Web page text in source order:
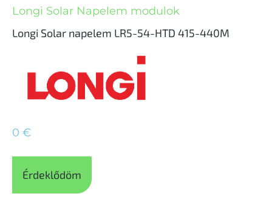
Longi Solar Napelem modulok
Longi Solar napelem LR5-54-HTD 415-440M
0 €
Érdeklődöm